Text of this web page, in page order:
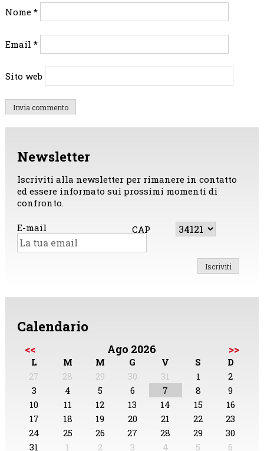
Nome *
Email *
Sito web
Newsletter
Iscriviti alla newsletter per rimanere in contatto
ed essere informato sui prossimi momenti di
confronto.
E-mail CAP
Calendario
<< Ago 2026 >>
L M M G V S
D
27
28 29 30 31 1
2
3
4 5 6 7 8
9
10
11 12 13 14 15
16
17
18 19 20 21 22
23
24
25 26 27 28 29
30
31
1 2 3 4 5 6